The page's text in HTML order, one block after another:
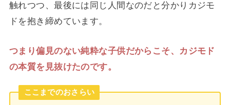
触れつつ、最後には同じ人間なのだと分かりカジモ
ドを抱き締めています。
つまり偏見のない純粋な子供だからこそ、カジモド
の本質を見抜けたのです。
ここまでのおさらい